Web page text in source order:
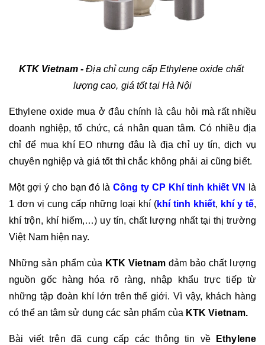
KTK Vietnam - Địa chỉ cung cấp Ethylene oxide chất
lượng cao, giá tốt tại Hà Nội
Ethylene oxide mua ở đâu chính là câu hỏi mà rất nhiều
doanh nghiệp, tổ chức, cá nhân quan tâm. Có nhiều địa
chỉ để mua khí EO nhưng đâu là địa chỉ uy tín, dịch vụ
chuyên nghiệp và giá tốt thì chắc không phải ai cũng biết.
Một gợi ý cho bạn đó là Công ty CP Khí tinh khiết VN
là
1 đơn vị cung cấp những loại khí (khí tinh khiết, khí y tế,
khí trộn, khí hiếm,…) uy tín, chất lượng nhất tại thị trường
Việt Nam hiện nay.
Những sản phẩm của KTK Vietnam đảm bảo chất lượng
nguồn gốc hàng hóa rõ ràng, nhập khẩu trực tiếp từ
những tập đoàn khí lớn trên thế giới. Vì vậy, khách hàng
có thể an tâm sử dụng các sản phẩm của KTK Vietnam.
Bài viết trên đã cung cấp các thông tin về
Ethylene